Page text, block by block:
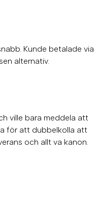
Kunde betalade via
alternativ.
ville bara meddela att
för att dubbelkolla att
och allt va kanon.